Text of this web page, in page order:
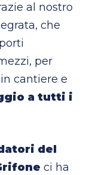
al nostro
che
per
cantiere e
a tutti i
del
ci ha